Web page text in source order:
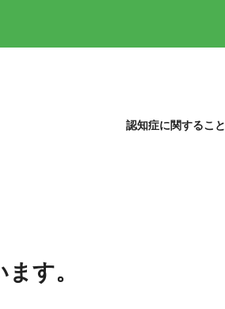
認知症に関すること
す。